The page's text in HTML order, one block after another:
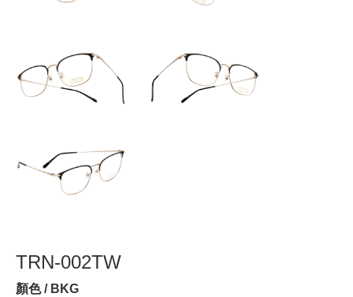
TRN-002TW
顏色 / BKG